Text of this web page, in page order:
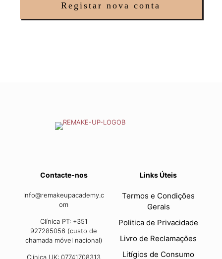
Registar nova conta
Contacte-nos
info@remakeupacademy.c
om
Clínica PT: +351
927285056 (custo de
chamada móvel nacional)
Clínica UK: 07741708313
Links Úteis
Termos e Condições
Gerais
Politica de Privacidade
Livro de Reclamações
Litígios de Consumo